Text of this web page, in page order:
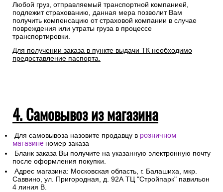
Любой груз, отправляемый транспортной компанией,
подлежит страхованию, данная мера позволит Вам
получить компенсацию от страховой компании в случае
повреждения или утраты груза в процессе
транспортировки.
Для получении заказа в пункте выдачи ТК необходимо
предоставление паспорта.
4. Самовывоз из магазина
Для самовывоза назовите продавцу в розничном
магазине номер заказа
Бланк заказа Вы получите на указанную электронную почту
после оформления покупки.
Адрес магазина: Московская область, г. Балашиха, мкр.
Саввино, ул. Пригородная, д. 92А ТЦ "Стройпарк" павильон
4 линия В.